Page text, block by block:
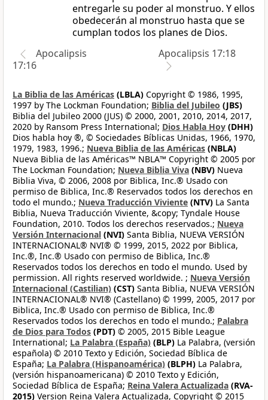
entregarle su poder al monstruo. Y ellos
obedecerán al monstruo hasta que se
cumplan todos los planes de Dios.
Apocalipsis
17:16
Apocalipsis 17:18
La Biblia de las Américas (LBLA) Copyright © 1986, 1995,
1997 by The Lockman Foundation; Biblia del Jubileo (JBS)
Biblia del Jubileo 2000 (JUS) © 2000, 2001, 2010, 2014, 2017,
2020 by Ransom Press International; Dios Habla Hoy (DHH)
Dios habla hoy ®, © Sociedades Bíblicas Unidas, 1966, 1970,
1979, 1983, 1996.; Nueva Biblia de las Américas (NBLA)
Nueva Biblia de las Américas™ NBLA™ Copyright © 2005 por
The Lockman Foundation; Nueva Biblia Viva (NBV) Nueva
Biblia Viva, © 2006, 2008 por Biblica, Inc.® Usado con
permiso de Biblica, Inc.® Reservados todos los derechos en
todo el mundo.; Nueva Traducción Viviente (NTV) La Santa
Biblia, Nueva Traducción Viviente, &copy; Tyndale House
Foundation, 2010. Todos los derechos reservados.; Nueva
Versión Internacional (NVI) Santa Biblia, NUEVA VERSIÓN
INTERNACIONAL® NVI® © 1999, 2015, 2022 por Biblica,
Inc.®, Inc.® Usado con permiso de Biblica, Inc.®
Reservados todos los derechos en todo el mundo. Used by
permission. All rights reserved worldwide. ; Nueva Versión
Internacional (Castilian) (CST) Santa Biblia, NUEVA VERSIÓN
INTERNACIONAL® NVI® (Castellano) © 1999, 2005, 2017 por
Biblica, Inc.® Usado con permiso de Biblica, Inc.®
Reservados todos los derechos en todo el mundo.; Palabra
de Dios para Todos (PDT) © 2005, 2015 Bible League
International; La Palabra (España) (BLP) La Palabra, (versión
española) © 2010 Texto y Edición, Sociedad Bíblica de
España; La Palabra (Hispanoamérica) (BLPH) La Palabra,
(versión hispanoamericana) © 2010 Texto y Edición,
Sociedad Bíblica de España; Reina Valera Actualizada (RVA-
2015) Version Reina Valera Actualizada, Copyright © 2015